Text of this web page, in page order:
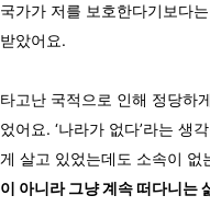
국가가 저를 보호한다기보다
받았어요.
타고난 국적으로 인해 정당하
었어요. ‘나라가 없다’라는 생
게 살고 있었는데도 소속이 없
이 아니라 그냥 계속 떠다니는